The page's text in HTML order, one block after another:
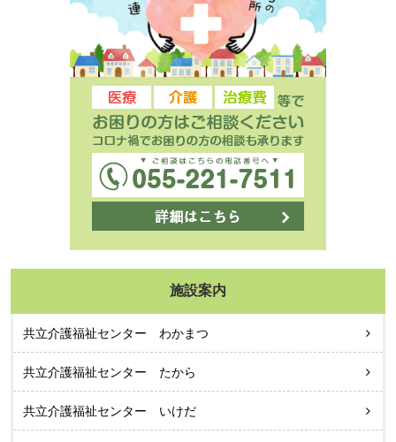
施設案内
共立介護福祉センター わかまつ
共立介護福祉センター たから
共立介護福祉センター いけだ